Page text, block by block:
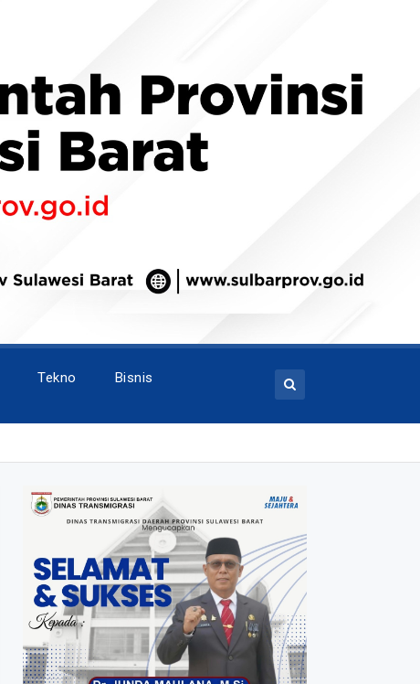
Tekno
Bisnis